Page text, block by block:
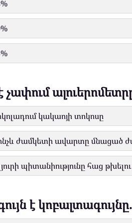
չափում
կակաոյի տոկոսը
ժամկետի ավարտը մնացած
պիտանիությունը հաց
է կոբալտագույնը.